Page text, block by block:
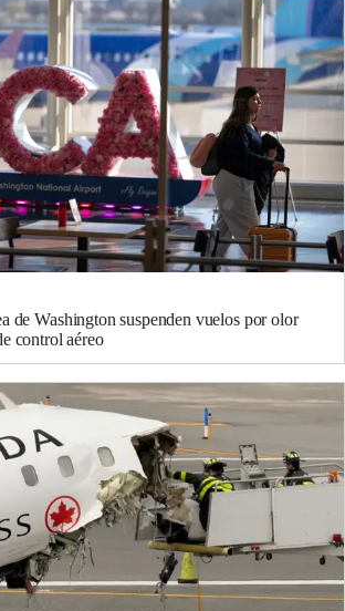
de Washington suspenden vuelos por olor
control aéreo